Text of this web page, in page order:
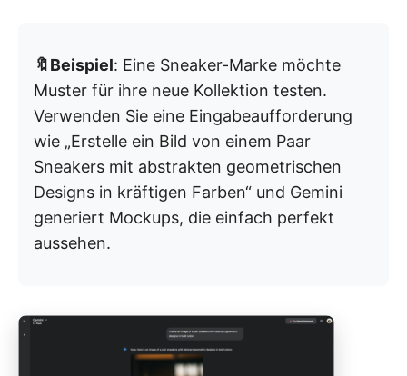
🔖Beispiel: Eine Sneaker-Marke möchte
Muster für ihre neue Kollektion testen.
Verwenden Sie eine Eingabeaufforderung
wie „Erstelle ein Bild von einem Paar
Sneakers mit abstrakten geometrischen
Designs in kräftigen Farben“ und Gemini
generiert Mockups, die einfach perfekt
aussehen.